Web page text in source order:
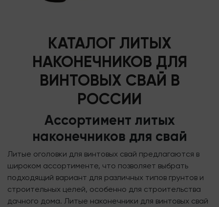
КАТАЛОГ ЛИТЫХ
НАКОНЕЧНИКОВ ДЛЯ
ВИНТОВЫХ СВАЙ В
РОССИИ
Ассортимент литых
наконечников для свай
Литые оголовки для винтовых свай предлагаются в
широком ассортименте, что позволяет выбрать
подходящий вариант для различных типов грунтов и
строительных целей, особенно для строительства
дачного дома. Литые наконечники для винтовых свай